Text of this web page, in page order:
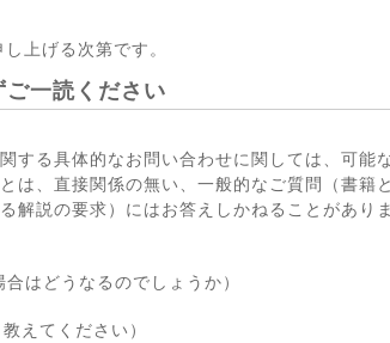
上げる次第です。
ご一読ください
する具体的なお問い合わせに関しては、可能
は、直接関係の無い、一般的なご質問（書籍
解説の要求）にはお答えしかねることがありま
はどうなるのでしょうか）
えてください）